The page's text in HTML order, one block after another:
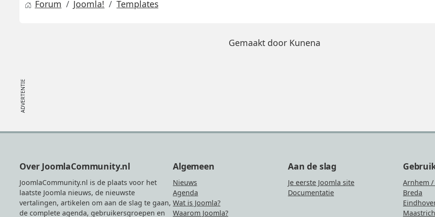
Forum Joomla! Templates
Gemaakt door Kunena
Over JoomlaCommunity.nl
JoomlaCommunity.nl is de plaats voor het
laatste Joomla nieuws, de nieuwste
vertalingen, artikelen om aan de slag te gaan,
de complete agenda, gebruikersgroepen en
Algemeen
Nieuws
Agenda
Wat is Joomla?
Waarom Joomla?
Aan de slag
Je eerste Joomla site
Documentatie
Arnhem
Breda